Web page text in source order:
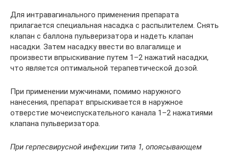
Для интравагинального применения препарата
прилагается специальная насадка с распылителем. Снять
клапан с баллона пульверизатора и надеть клапан
насадки. Затем насадку ввести во влагалище и
произвести впрыскивание путем 1–2 нажатий насадки,
что является оптимальной терапевтической дозой.
При применении мужчинами, помимо наружного
нанесения, препарат впрыскивается в наружное
отверстие мочеиспускательного канала 1–2 нажатиями
клапана пульверизатора.
При герпесвирусной инфекции типа 1, опоясывающем